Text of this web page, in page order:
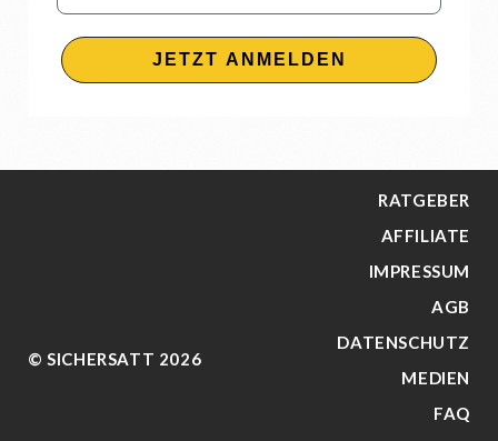
JETZT ANMELDEN
© SICHERSATT 2026
RATGEBER
AFFILIATE
IMPRESSUM
AGB
DATENSCHUTZ
MEDIEN
FAQ